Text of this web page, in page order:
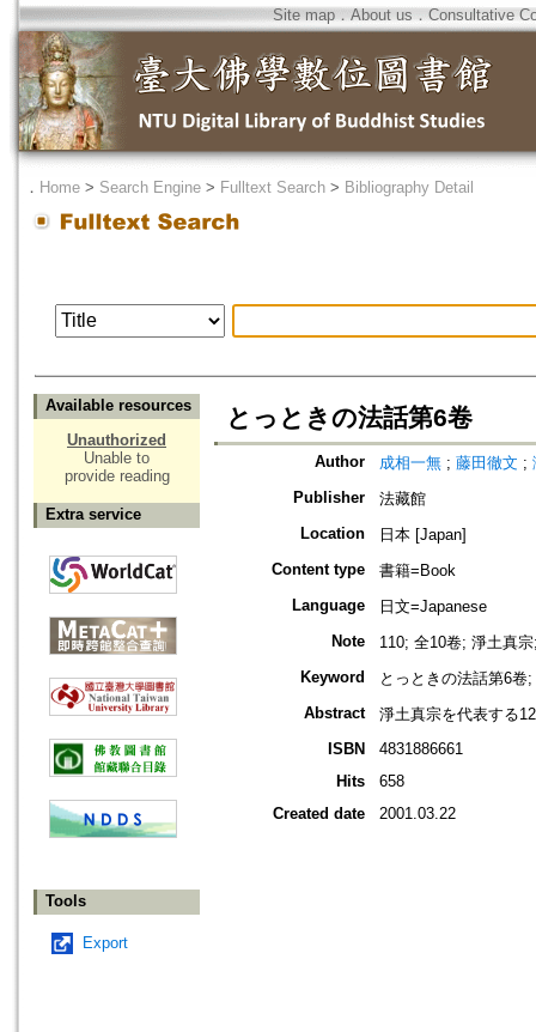
Site map．About us ． Consultative
． Home > Search Engine > Fulltext Search > Bibliography Detail
Available resources
Unauthorized
Unable to
provide reading
Extra service
Tools
Export
とっときの法話第6卷
Author 成相一無 ; 藤田徹文 ;
Publisher
法藏館
Location
日本 [Japan]
Content type
書籍=Book
Language
日文=Japanese
Note
110; 全10卷; 淨土真
Keyword
とっときの法話第6
Abstract
淨土真宗を代表する
ISBN
4831886661
Hits
658
Created date
2001.03.22